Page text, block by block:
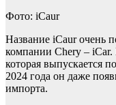
Фото: iCaur
Название iCaur очень
компании Chery – iCar.
которая выпускается
2024 года он даже
импорта.